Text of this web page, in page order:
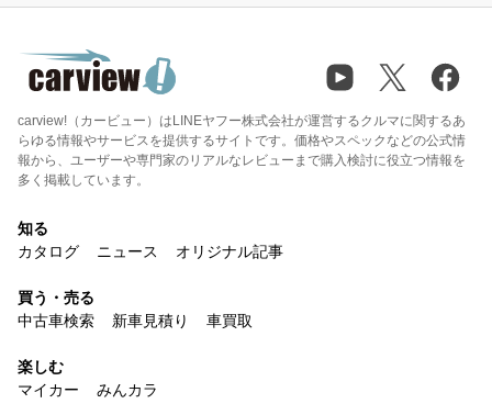
carview!（カービュー）はLINEヤフー株式会社が運営するクルマに関するあ
らゆる情報やサービスを提供するサイトです。価格やスペックなどの公式情
報から、ユーザーや専門家のリアルなレビューまで購入検討に役立つ情報を
多く掲載しています。
知る
カタログ
ニュース オリジナル記事
買う・売る
中古車検索
新車見積り 車買取
楽しむ
マイカー
みんカラ